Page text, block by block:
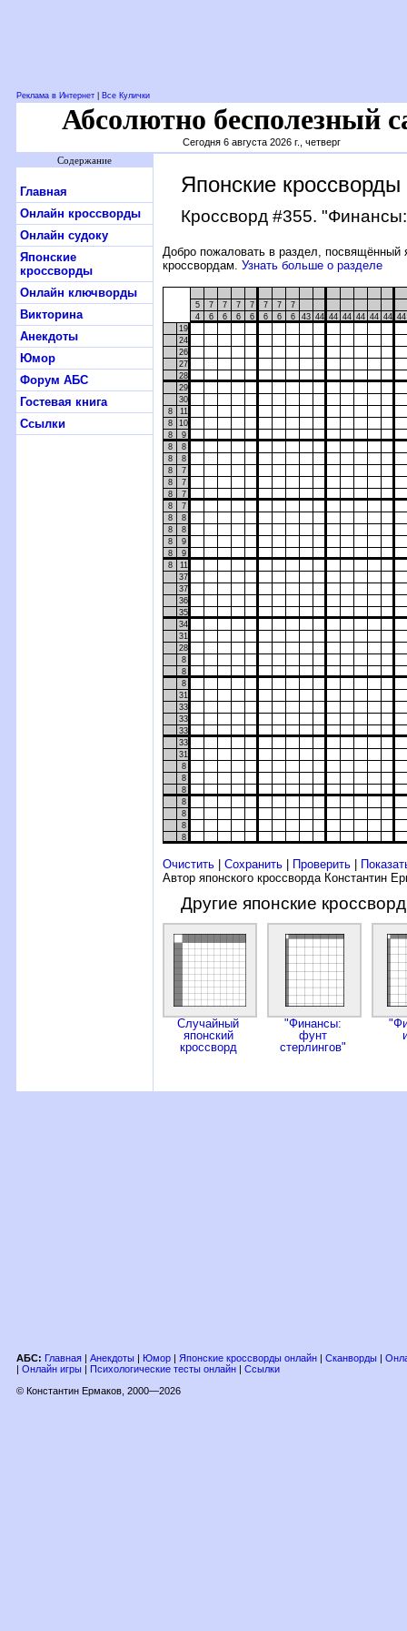
Реклама в Интернет Все Кулички
Абсолютно бесполезный
Сегодня 6 августа 2026 г., четверг
Содержание
Главная
Онлайн кроссворды
Онлайн судоку
Японские
кроссворды
Онлайн ключворды
Викторина
Анекдоты
Юмор
Форум АБС
Гостевая книга
Ссылки
Японские
Кроссворд #355.
Добро пожаловать в раздел, посвящённый
кроссвордам. Узнать больше о разделе
5 7 7 7 7 7 7
7
4
6 6 6 6 6 6 6 43 44 44 44 44 44 44 44
19
24
26
27
28
29
30
8
11
8
10
8
9
8
8
8
8
8
7
8
7
8
7
8
7
8
8
8
8
8
9
8
9
8
11
37
37
36
35
34
31
28
8
8
8
31
33
33
33
33
31
8
8
8
8
8
8
8
Очистить Сохранить Проверить
Автор японского кроссворда Константин
Другие японские
Случайный
японский
кроссворд
"Финансы:
фунт
стерлингов"
АБС: Главная | Анекдоты | Юмор | Японские кроссворды онлайн | Сканворды |
| Онлайн игры | Психологические тесты онлайн | Ссылки
© Константин Ермаков, 2000—2026